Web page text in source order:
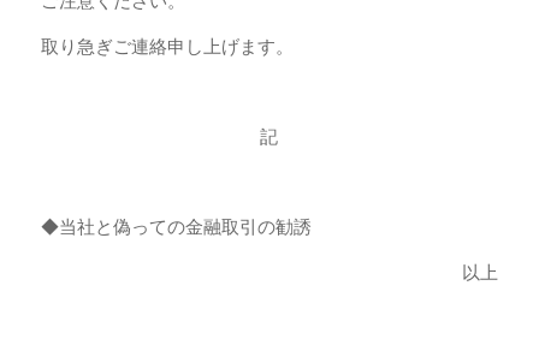
取り急ぎご連絡申し上げます。
記
◆当社と偽っての金融取引の勧誘
以上